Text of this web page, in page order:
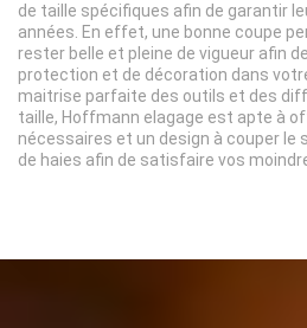
de taille spécifiques afin de garantir
années. En effet, une bonne coupe
rester belle et pleine de vigueur afin
protection et de décoration dans
maitrise parfaite des outils et des
taille, Hoffmann elagage est apte à
nécessaires et un design à couper le
de haies afin de satisfaire vos